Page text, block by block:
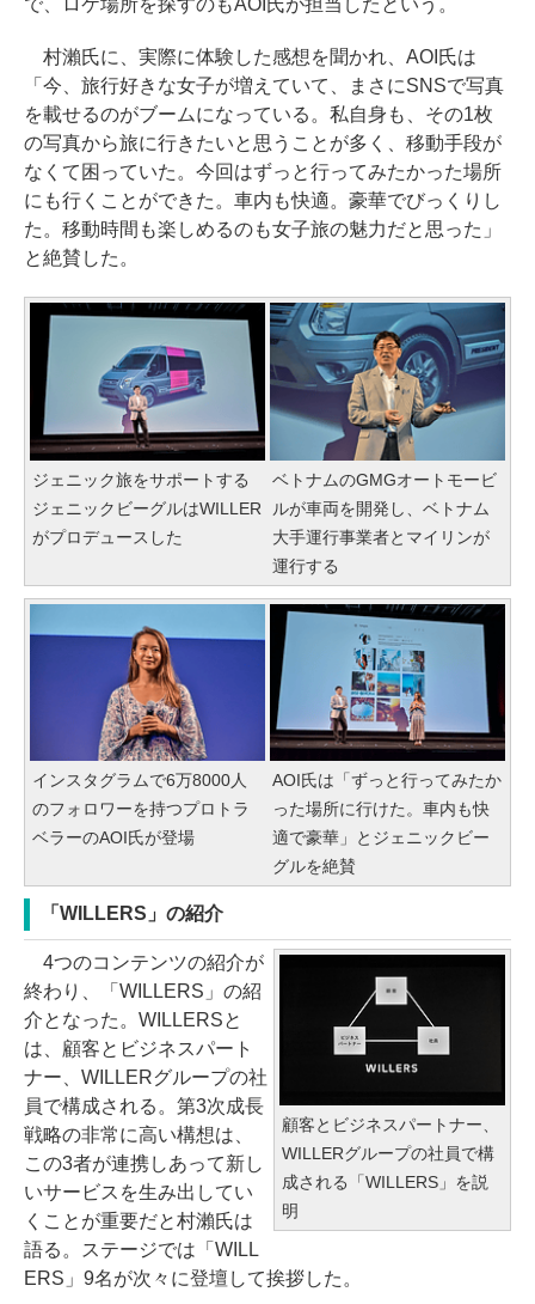
で、ロケ場所を探すのもAOI氏が担当したという。
村瀨氏に、実際に体験した感想を聞かれ、AOI氏は
「今、旅行好きな女子が増えていて、まさにSNSで写真
を載せるのがブームになっている。私自身も、その1枚
の写真から旅に行きたいと思うことが多く、移動手段が
なくて困っていた。今回はずっと行ってみたかった場所
にも行くことができた。車内も快適。豪華でびっくりし
た。移動時間も楽しめるのも女子旅の魅力だと思った」
と絶賛した。
ジェニック旅をサポートする
ジェニックビーグルはWILLER
がプロデュースした
ベトナムのGMGオートモービ
ルが車両を開発し、ベトナム
大手運行事業者とマイリンが
運行する
インスタグラムで6万8000人
のフォロワーを持つプロトラ
ベラーのAOI氏が登場
AOI氏は「ずっと行ってみたか
った場所に行けた。車内も快
適で豪華」とジェニックビー
グルを絶賛
「WILLERS」の紹介
顧客とビジネスパートナー、
WILLERグループの社員で構
成される「WILLERS」を説
明
4つのコンテンツの紹介が
終わり、「WILLERS」の紹
介となった。WILLERSと
は、顧客とビジネスパート
ナー、WILLERグループの社
員で構成される。第3次成長
戦略の非常に高い構想は、
この3者が連携しあって新し
いサービスを生み出してい
くことが重要だと村瀨氏は
語る。ステージでは「WILL
ERS」9名が次々に登壇して挨拶した。